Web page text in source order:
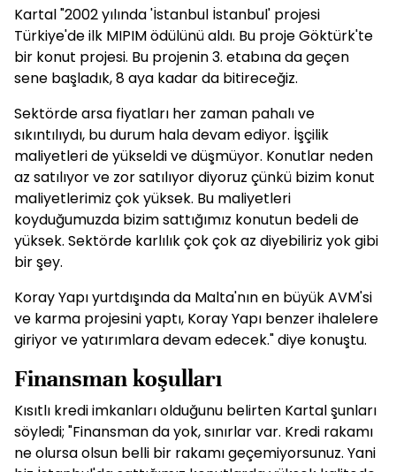
Kartal "2002 yılında 'İstanbul İstanbul' projesi
Türkiye'de ilk MIPIM ödülünü aldı. Bu proje Göktürk'te
bir konut projesi. Bu projenin 3. etabına da geçen
sene başladık, 8 aya kadar da bitireceğiz.
Sektörde arsa fiyatları her zaman pahalı ve
sıkıntılıydı, bu durum hala devam ediyor. İşçilik
maliyetleri de yükseldi ve düşmüyor. Konutlar neden
az satılıyor ve zor satılıyor diyoruz çünkü bizim konut
maliyetlerimiz çok yüksek. Bu maliyetleri
koyduğumuzda bizim sattığımız konutun bedeli de
yüksek. Sektörde karlılık çok çok az diyebiliriz yok gibi
bir şey.
Koray Yapı yurtdışında da Malta'nın en büyük AVM'si
ve karma projesini yaptı, Koray Yapı benzer ihalelere
giriyor ve yatırımlara devam edecek." diye konuştu.
Finansman koşulları
Kısıtlı kredi imkanları olduğunu belirten Kartal şunları
söyledi; "Finansman da yok, sınırlar var. Kredi rakamı
ne olursa olsun belli bir rakamı geçemiyorsunuz. Yani